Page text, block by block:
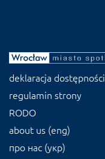
deklaracja dostępności
regulamin strony
RODO
about us (eng)
про нас (укр)